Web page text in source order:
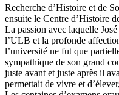
Recherche d’Histoire et de
ensuite le Centre d’Histoire
La passion avec laquelle
l’ULB et la profonde
l’université ne fut que
sympathique de son grand
juste avant et juste après il
permettait de vivre et